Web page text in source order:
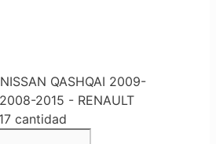
QASHQAI 2009-
2015 - RENAULT
cantidad